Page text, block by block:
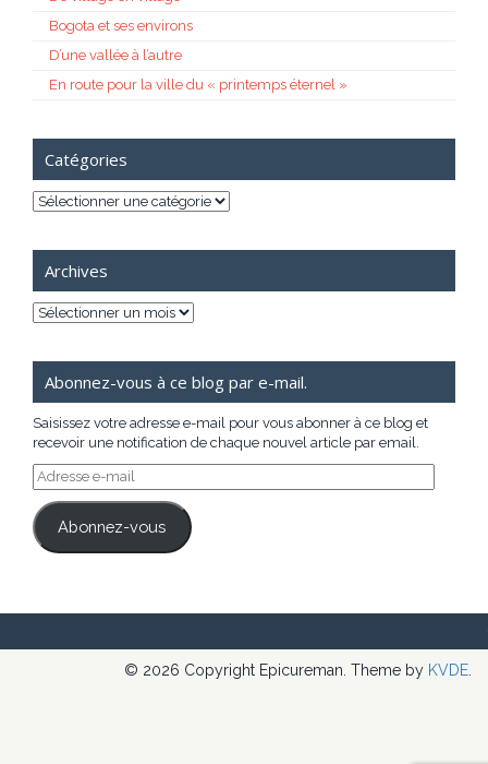
Bogota et ses environs
D’une vallée à l’autre
En route pour la ville du « printemps éternel »
Catégories
Catégories
Archives
Archives
Abonnez-vous à ce blog par e-mail.
Saisissez votre adresse e-mail pour vous abonner à ce blog et
recevoir une notification de chaque nouvel article par email.
Adresse
e-
mail
Abonnez-vous
© 2026 Copyright Epicureman. Theme by KVDE